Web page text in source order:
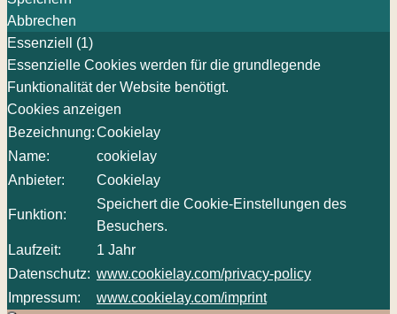
Abbrechen
Essenziell (1)
Essenzielle Cookies werden für die grundlegende
Funktionalität der Website benötigt.
Cookies anzeigen
Bezeichnung:Cookielay
Name:
cookielay
Anbieter:
Cookielay
Funktion:
Speichert die Cookie-Einstellungen des
Besuchers.
Laufzeit:
1 Jahr
Datenschutz: www.cookielay.com/privacy-policy
Impressum:
www.cookielay.com/imprint